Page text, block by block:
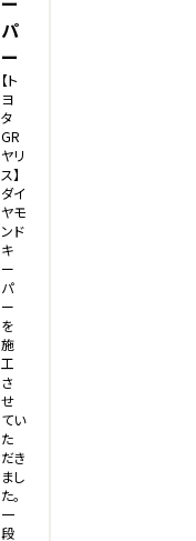
パ
ー
【ト
ヨ
タ
GR
ヤリ
ス】
ダイ
ヤモ
ンド
キ
ー
パ
ー
を
施
工
さ
せ
てい
た
だき
まし
た。
一
段